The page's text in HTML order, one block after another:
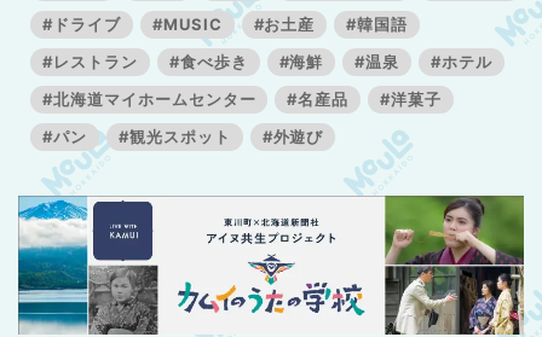
#ドライブ
#MUSIC #お土産
#韓国語
#レストラン
#食べ歩き #海鮮 #温泉
#ホテル
#北海道マイホームセンター
#名産品
#洋菓子
#パン
#観光スポット #外遊び